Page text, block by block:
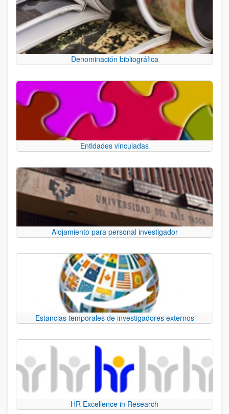
Denominación bibliográfica
Entidades vinculadas
Alojamiento para personal investigador
Estancias temporales de investigadores externos
HR Excellence in Research